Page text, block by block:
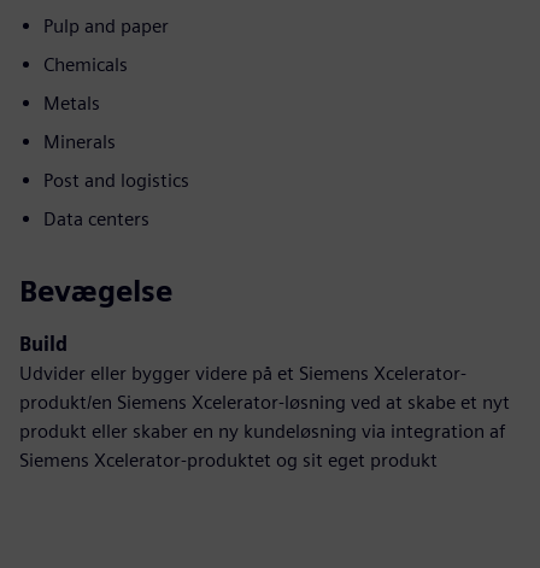
Pulp and paper
Chemicals
Metals
Minerals
Post and logistics
Data centers
Bevægelse
Build
Udvider eller bygger videre på et Siemens Xcelerator-
produkt/en Siemens Xcelerator-løsning ved at skabe et nyt
produkt eller skaber en ny kundeløsning via integration af
Siemens Xcelerator-produktet og sit eget produkt